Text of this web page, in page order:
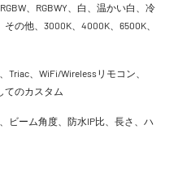
、RGBWY、白、温かい白、冷
の他、3000K、4000K、6500K、
Triac、WiFi/Wirelessリモコン、
てのカスタム
ビーム角度、防水IP比、長さ、ハ